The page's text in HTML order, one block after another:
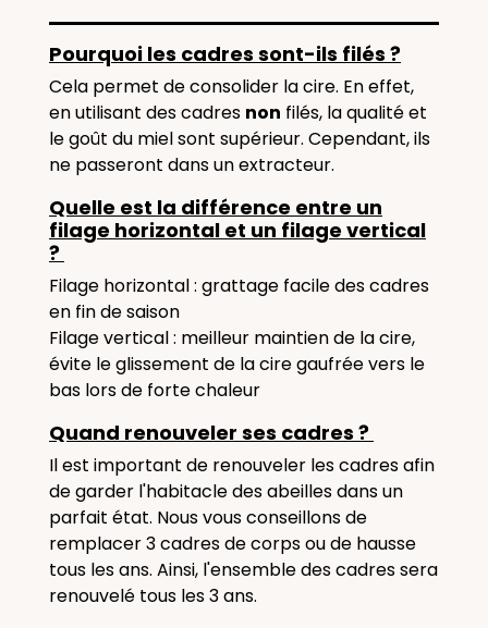
Pourquoi les cadres sont-ils filés ?
Cela permet de consolider la cire. En effet,
en utilisant des cadres non filés, la qualité et
le goût du miel sont supérieur. Cependant, ils
ne passeront dans un extracteur.
Quelle est la différence entre un
filage horizontal et un filage vertical
?
Filage horizontal : grattage facile des cadres
en fin de saison
Filage vertical : meilleur maintien de la cire,
évite le glissement de la cire gaufrée vers le
bas lors de forte chaleur
Quand renouveler ses cadres ?
Il est important de renouveler les cadres afin
de garder l'habitacle des abeilles dans un
parfait état. Nous vous conseillons de
remplacer 3 cadres de corps ou de hausse
tous les ans. Ainsi, l'ensemble des cadres sera
renouvelé tous les 3 ans.